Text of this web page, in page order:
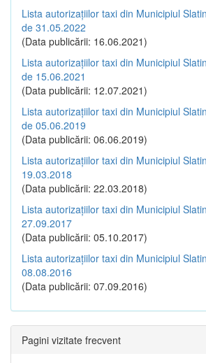
Lista autorizațiilor taxi din Municipiul
de 31.05.2022
(Data publicării: 16.06.2021)
Lista autorizațiilor taxi din Municipiul
de 15.06.2021
(Data publicării: 12.07.2021)
Lista autorizațiilor taxi din Municipiul
de 05.06.2019
(Data publicării: 06.06.2019)
Lista autorizațiilor taxi din Municipiul
19.03.2018
(Data publicării: 22.03.2018)
Lista autorizațiilor taxi din Municipiul
27.09.2017
(Data publicării: 05.10.2017)
Lista autorizațiilor taxi din Municipiul
08.08.2016
(Data publicării: 07.09.2016)
Pagini vizitate frecvent